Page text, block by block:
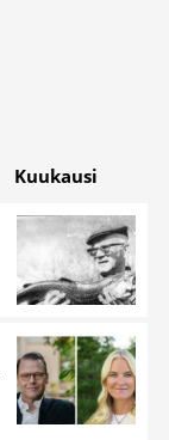
Kuukausi